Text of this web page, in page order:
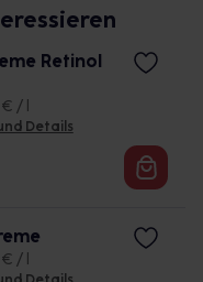
Retinol
/ l
Details
/ l